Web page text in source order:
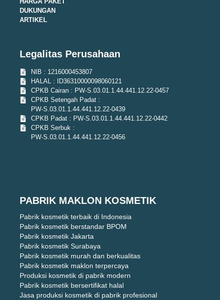
DUKUNGAN
ARTIKEL
Legalitas Perusahaan
NIB : 1216000453807
HALAL : ID36310000098060121
CPKB Cairan : PW-S.03.01.1.44.441.12.22-0457
CPKB Setengah Padat :
PW-S.03.01.1.44.441.12.22-0439
CPKB Padat : PW-S.03.01.1.44.441.12.22-0442
CPKB Serbuk :
PW-S.03.01.1.44.441.12.22-0456
PABRIK MAKLON KOSMETIK
Pabrik kosmetik terbaik di Indonesia
Pabrik kosmetik berstandar BPOM
Pabrik kosmetik Jakarta
Pabrik kosmetik Surabaya
Pabrik kosmetik murah dan berkualitas
Pabrik kosmetik maklon terpercaya
Produksi kosmetik di pabrik modern
Pabrik kosmetik bersertifikat halal
Jasa produksi kosmetik di pabrik profesional